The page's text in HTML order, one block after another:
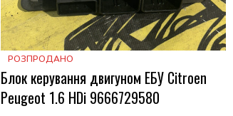
РОЗПРОДАНО
Блок керування двигуном ЕБУ Citroen
Peugeot 1.6 HDi 9666729580